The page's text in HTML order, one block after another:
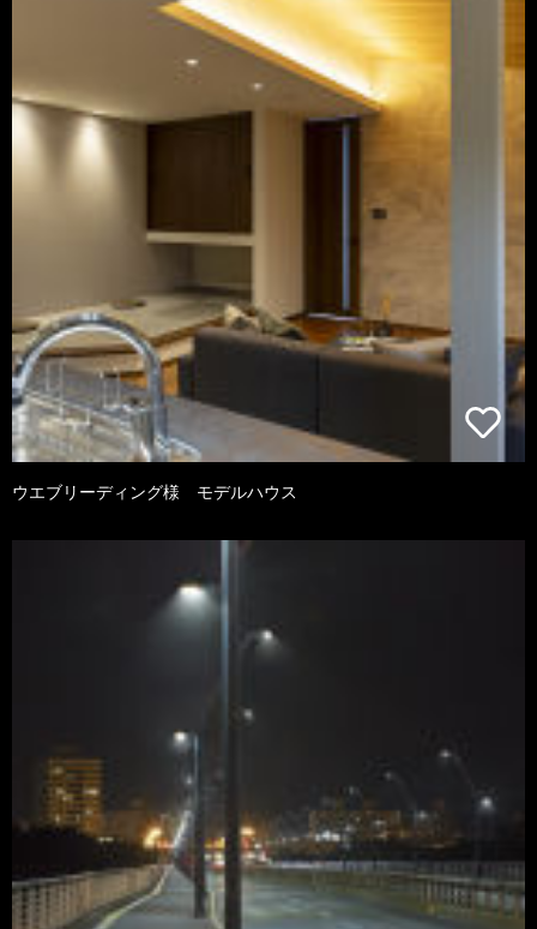
ウエブリーディング様 モデルハウス